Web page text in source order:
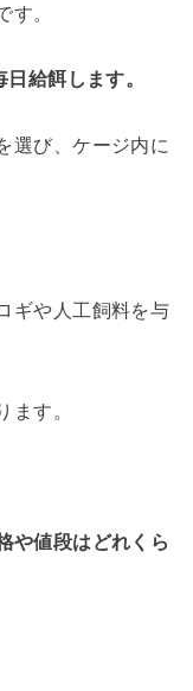
す。
給餌します。
選び、ケージ内に
ギや人工飼料を与
ます。
や値段はどれくら